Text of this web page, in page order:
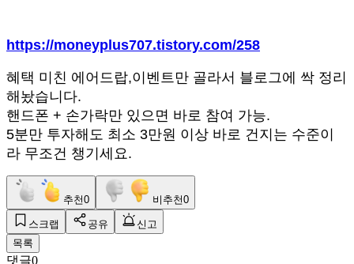
https://moneyplus707.tistory.com/258
혜택 미친 에어드랍,이벤트만 골라서 블로그에 싹 정리
해놨습니다.
핸드폰 + 손가락만 있으면 바로 참여 가능.
5분만 투자해도 최소 3만원 이상 바로 건지는 수준이
라 무조건 챙기세요.
추천0 비추천0
스크랩 공유
신고
목록
댓글0